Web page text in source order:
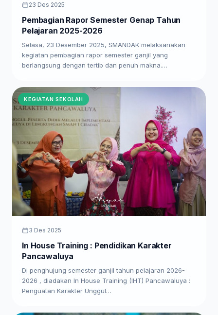
23 Des 2025
Pembagian Rapor Semester Genap Tahun
Pelajaran 2025-2026
Selasa, 23 Desember 2025, SMANDAK melaksanakan
kegiatan pembagian rapor semester ganjil yang
berlangsung dengan tertib dan penuh makna.…
KEGIATAN SEKOLAH
3 Des 2025
In House Training : Pendidikan Karakter
Pancawaluya
Di penghujung semester ganjil tahun pelajaran 2026-
2026 , diadakan In House Training (IHT) Pancawaluya :
Penguatan Karakter Unggul…